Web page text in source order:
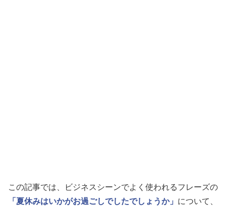
この記事では、ビジネスシーンでよく使われるフレーズの
「夏休みはいかがお過ごしでしたでしょうか」 について、